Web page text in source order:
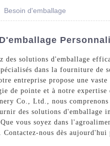
Besoin d'emballage
des solutions d'emballage
dans la fourniture de
entreprise propose une
de pointe et à notre
Co., Ltd., nous
des solutions d'emballage
vous soyez dans
nous dès aujourd'hui